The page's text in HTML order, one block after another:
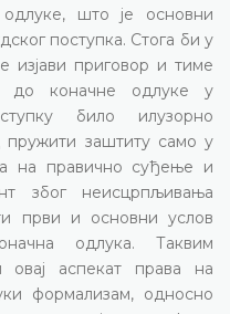
што је основни
поступка. Стога би у
изјави приговор и тиме
до коначне одлуке у
било илузорно
заштиту само у
на правично суђење и
због неисцрпљивања
први и основни услов
одлука. Таквим
аспекат права на
формализам, односно